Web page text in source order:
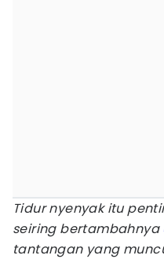
Tidur nyenyak itu
seiring bertambahnya
tantangan yang